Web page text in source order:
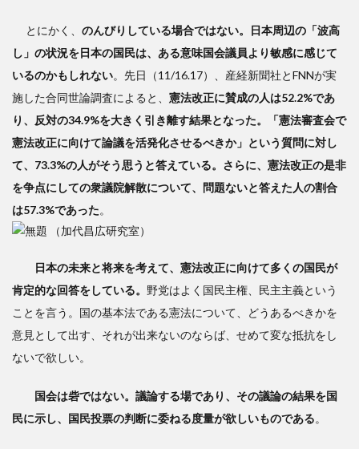
とにかく、 のんびりしている場合ではない。日本周辺の「波高
し」の状況を日本の国民は、ある意味国会議員より敏感に感じて
いるのかもしれない。先日（11/16.17）、産経新聞社とFNNが実
施した合同世論調査によると、 憲法改正に賛成の人は52.2%であ
り、反対の34.9%を大きく引き離す結果となった。「憲法審査会で
憲法改正に向けて論議を活発化させるべきか」という質問に対し
て、73.3%の人がそう思うと答えている。さらに、憲法改正の是非
を争点にしての衆議院解散について、問題ないと答えた人の割合
は57.3%であった。
（加代昌広研究室）
日本の未来と将来を考えて、憲法改正に向けて多くの国民が
肯定的な回答をしている。 野党はよく国民主権、民主主義という
ことを言う。国の基本法である憲法について、どうあるべきかを
意見として出す、それが出来ないのならば、せめて変な抵抗をし
ないで欲しい。
国会は砦ではない。議論する場であり、その議論の結果を国
民に示し、国民投票の判断に委ねる度量が欲しいものである。